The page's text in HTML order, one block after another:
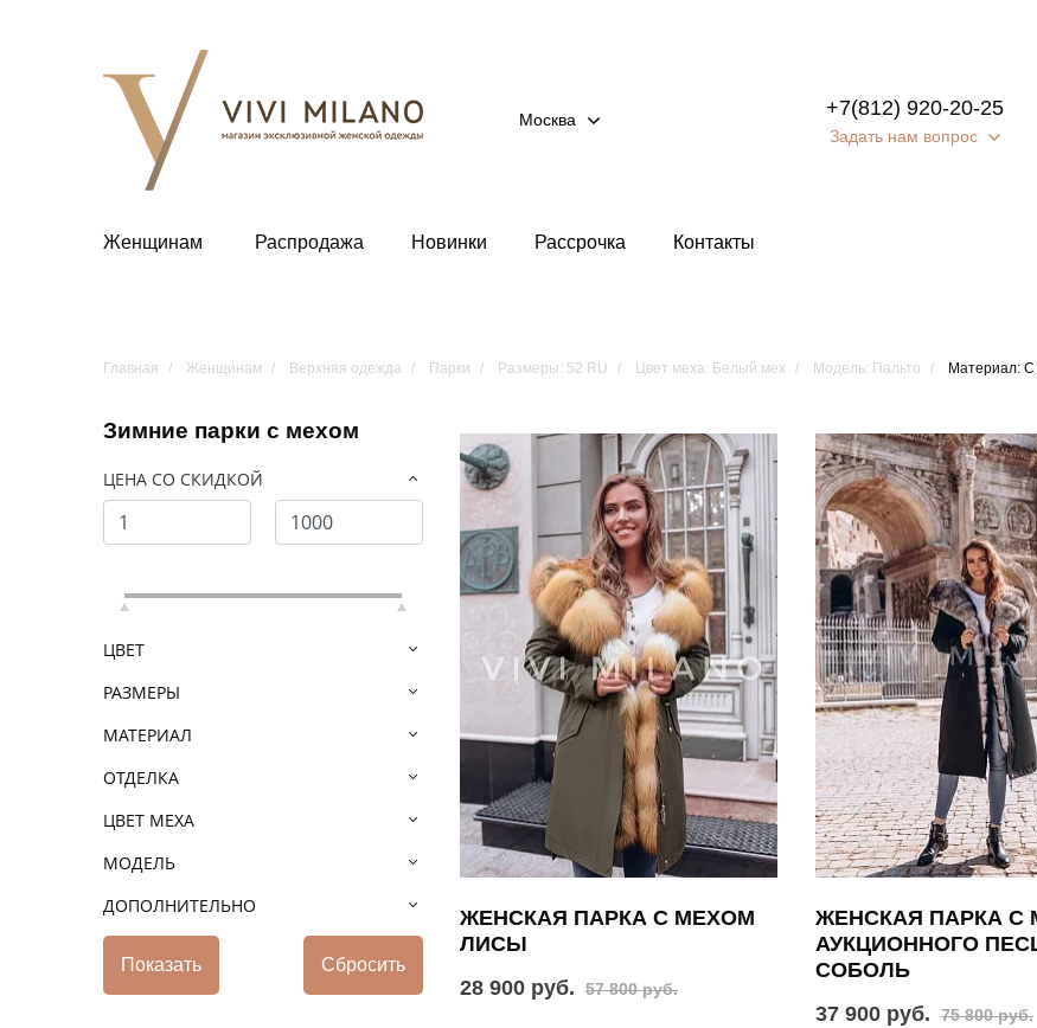
Москва
+7(812) 920-20-25
Задать нам вопрос
Женщинам Распродажа Новинки Рассрочка Контакты
Главная Женщинам Верхняя одежда Парки Размеры: 52 RU Цвет меха: Белый мех Модель: Пальто Материал: С
Зимние парки с мехом
ЦЕНА СО СКИДКОЙ
ЦВЕТ
РАЗМЕРЫ
МАТЕРИАЛ
ОТДЕЛКА
ЦВЕТ МЕХА
МОДЕЛЬ
ДОПОЛНИТЕЛЬНО
ЖЕНСКАЯ ПАРКА С МЕХОМ
ЛИСЫ
28 900 руб.
57 800 руб.
ЖЕНСКАЯ ПАРКА С
АУКЦИОННОГО
СОБОЛЬ
37 900 руб.
75 800 руб.